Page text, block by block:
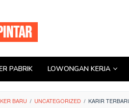
PABRIK LOWONGAN KERJA
BARU / UNCATEGORIZED / KARIR